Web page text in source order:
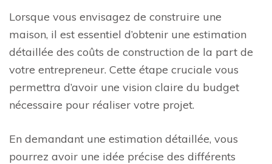
Lorsque vous envisagez de construire une
maison, il est essentiel d’obtenir une estimation
détaillée des coûts de construction de la part de
votre entrepreneur. Cette étape cruciale vous
permettra d’avoir une vision claire du budget
nécessaire pour réaliser votre projet.
En demandant une estimation détaillée, vous
pourrez avoir une idée précise des différents